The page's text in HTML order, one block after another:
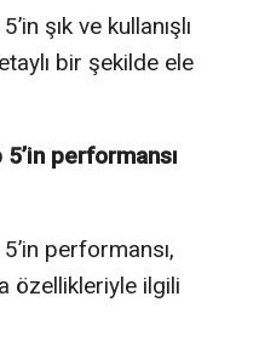
şık ve kullanışlı
bir şekilde ele
performansı
performansı,
özellikleriyle ilgili